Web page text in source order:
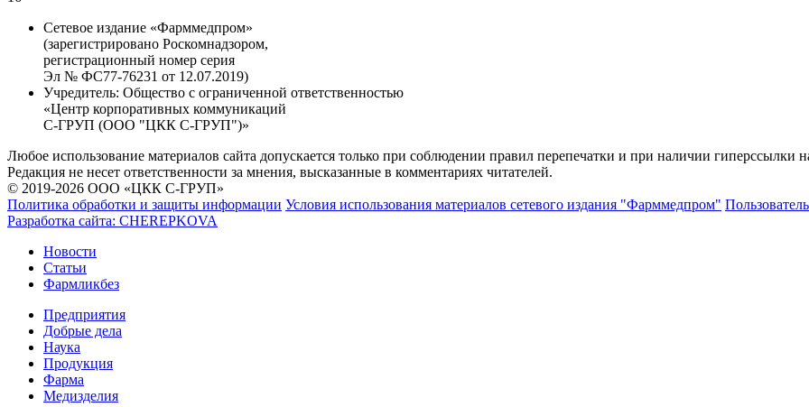
Сетевое издание «Фарммедпром»
(зарегистрировано Роскомнадзором,
регистрационный номер серия
Эл № ФС77-76231 от 12.07.2019)
Учредитель: Общество с ограниченной ответственностью
«Центр корпоративных коммуникаций
С-ГРУП (ООО "ЦКК С-ГРУП")»
Любое использование материалов сайта допускается только при соблюдении правил перепечатки и при наличии гиперссылки
Редакция не несет ответственности за мнения, высказанные в комментариях читателей.
© 2019-2026 ООО «ЦКК С-ГРУП»
Политика обработки и защиты информации Условия использования материалов сетевого издания "Фарммедпром"
Разработка сайта: CHEREPKOVA
Новости
Статьи
Фармликбез
Предприятия
Добрые дела
Наука
Продукция
Фарма
Медизделия